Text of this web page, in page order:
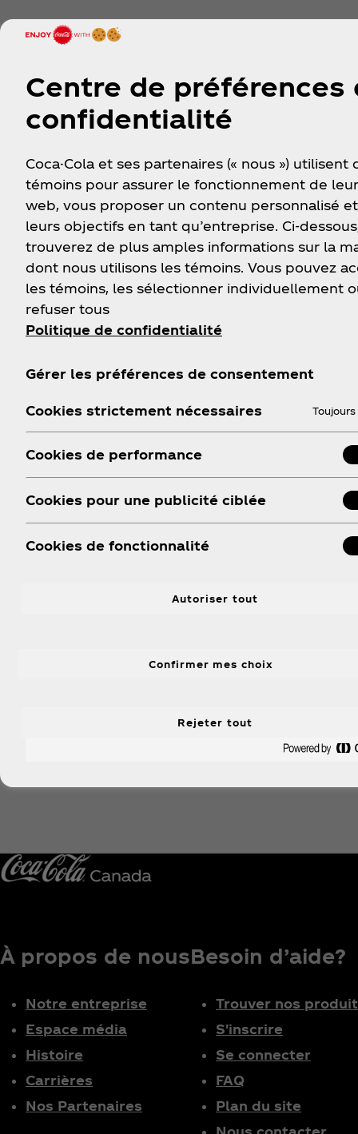
Coca‑Colaᴹᴰ Goût
Original
Explorer
À propos de nous
Notre entreprise
Espace média
Histoire
Carrières
Nos Partenaires
Besoin d’aide?
Trouver nos
S'inscrire
Se connecter
FAQ
Plan du site
Centre de préférences
confidentialité
Coca-Cola et ses partenaires (« nous ») utilisent
témoins pour assurer le fonctionnement de
web, vous proposer un contenu personnalisé
leurs objectifs en tant qu’entreprise. Ci-
trouverez de plus amples informations sur la
dont nous utilisons les témoins. Vous pouvez
les témoins, les sélectionner individuellement
refuser tous
Politique de confidentialité
Gérer les préférences de consentement
Cookies strictement nécessaires
Cookies de performance
Cookies pour une publicité ciblée
Cookies de fonctionnalité
Autoriser tout
Rejeter tout
Confirmer mes choix